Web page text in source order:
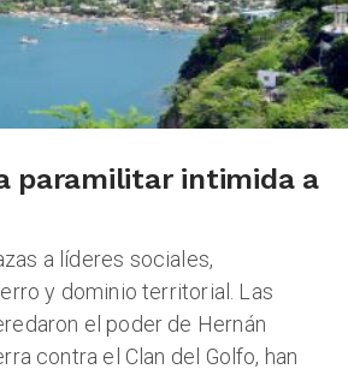
paramilitar intimida a
a líderes sociales,
y dominio territorial. Las
el poder de Hernán
contra el Clan del Golfo, han